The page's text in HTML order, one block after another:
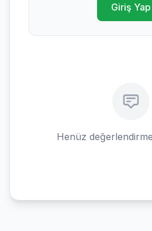
Giriş Yap
Henüz değerlendirme